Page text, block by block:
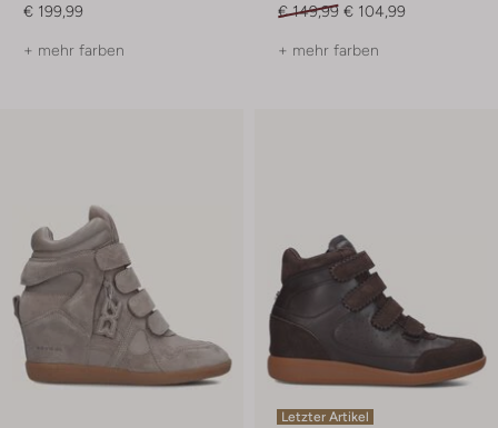
€ 199,99
+ mehr farben
€ 149,99 € 104,99
+ mehr farben
Letzter Artikel